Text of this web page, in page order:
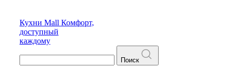
Кухни Mall Комфорт,
доступный
каждому
Поиск